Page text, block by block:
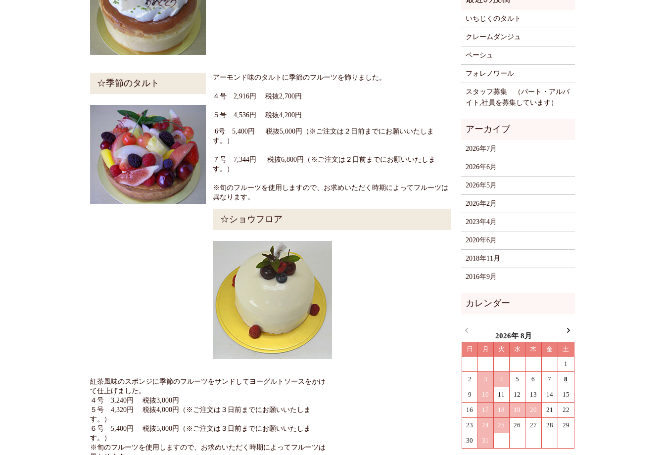
☆季節のタルト
アーモンド味のタルトに季節のフルーツを飾りました。
４号 2,916円 税抜2,700円
５号 4,536円 税抜4,200円
6号 5,400円 税抜5,000円（※ご注文は２日前までにお願いいたしま
す。）
７号 7,344円 税抜6,800円（※ご注文は２日前までにお願いいたしま
す。）
※旬のフルーツを使用しますので、お求めいただく時期によってフルーツは
異なります。
☆ショウフロア
紅茶風味のスポンジに季節のフルーツをサンドしてヨーグルトソースをかけ
て仕上げました。
４号 3,240円 税抜3,000円
５号 4,320円 税抜4,000円（※ご注文は３日前までにお願いいたしま
す。）
６号 5,400円 税抜5,000円（※ご注文は３日前までにお願いいたしま
す。）
※旬のフルーツを使用しますので、お求めいただく時期によってフルーツは
いちじくのタルト
クレームダンジュ
ペーシュ
フォレノワール
スタッフ募集 （パート・アルバ
イト,社員を募集しています）
2026年7月
2026年6月
2026年5月
2026年2月
2023年4月
2020年6月
2018年11月
2016年9月
2026年 8月
日 月 火 水 木 金
土
1
2 3 4 5 6 7 8
9 10 11 12 13 14 15
16 17 18 19 20 21 22
23 24 25 26 27 28 29
30 31